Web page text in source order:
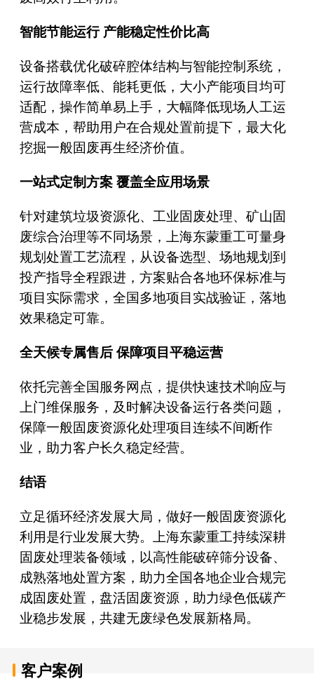
智能节能运行 产能稳定性价比高
设备搭载优化破碎腔体结构与智能控制系统，
运行故障率低、能耗更低，大小产能项目均可
适配，操作简单易上手，大幅降低现场人工运
营成本，帮助用户在合规处置前提下，最大化
挖掘一般固废再生经济价值。
一站式定制方案 覆盖全应用场景
针对建筑垃圾资源化、工业固废处理、矿山固
废综合治理等不同场景，上海东蒙重工可量身
规划处置工艺流程，从设备选型、场地规划到
投产指导全程跟进，方案贴合各地环保标准与
项目实际需求，全国多地项目实战验证，落地
效果稳定可靠。
全天候专属售后 保障项目平稳运营
依托完善全国服务网点，提供快速技术响应与
上门维保服务，及时解决设备运行各类问题，
保障一般固废资源化处理项目连续不间断作
业，助力客户长久稳定经营。
结语
立足循环经济发展大局，做好一般固废资源化
利用是行业发展大势。上海东蒙重工持续深耕
固废处理装备领域，以高性能破碎筛分设备、
成熟落地处置方案，助力全国各地企业合规完
成固废处置，盘活固废资源，助力绿色低碳产
业稳步发展，共建无废绿色发展新格局。
客户案例